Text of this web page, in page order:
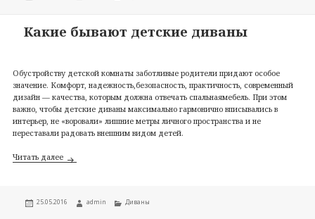
Какие бывают детские диваны
Обустройству детской комнаты заботливые родители придают особое
значение. Комфорт, надежность,безопасность, практичность, современный
дизайн — качества, которым должна отвечать спальнаямебель. При этом
важно, чтобы детские диваны максимально гармонично вписывались в
интерьер, не «воровали» лишние метры личного пространства и не
переставали радовать внешним видом детей.
Читать далее Какие бывают детские диваны
Опубликовано
25.05.2016 Автор
admin Рубрики
Диваны